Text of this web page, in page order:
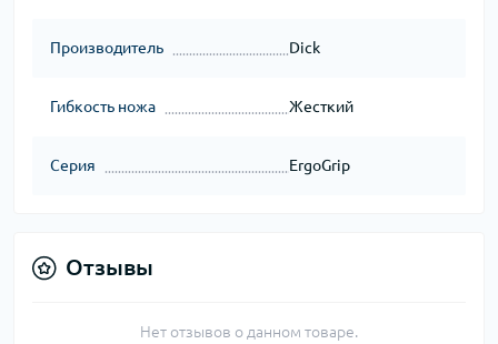
Производитель Dick
Гибкость ножа Жесткий
Серия ErgoGrip
Отзывы
Нет отзывов о данном товаре.